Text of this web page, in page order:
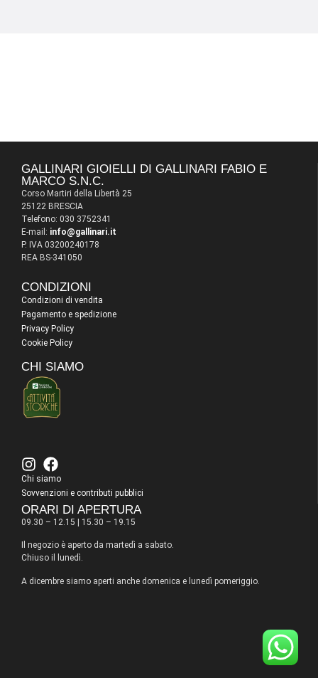
GALLINARI GIOIELLI DI GALLINARI FABIO E
MARCO S.N.C.
Corso Martiri della Libertà 25
25122 BRESCIA
Telefono: 030 3752341
E-mail: info@gallinari.it
P. IVA 03200240178
REA BS-341050
CONDIZIONI
Condizioni di vendita
Pagamento e spedizione
Privacy Policy
Cookie Policy
CHI SIAMO
Chi siamo
Sovvenzioni e contributi pubblici
ORARI DI APERTURA
09.30 – 12.15 | 15.30 – 19.15
Il negozio è aperto da martedì a sabato.
Chiuso il lunedì.
A dicembre siamo aperti anche domenica e lunedì pomeriggio.